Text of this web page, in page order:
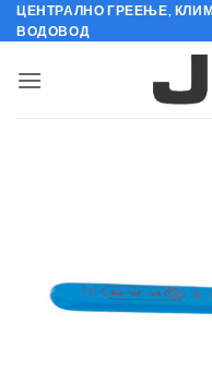
Skip
to
ЦЕНТРАЛНО ГРЕЕЊЕ,
ВОДОВОД